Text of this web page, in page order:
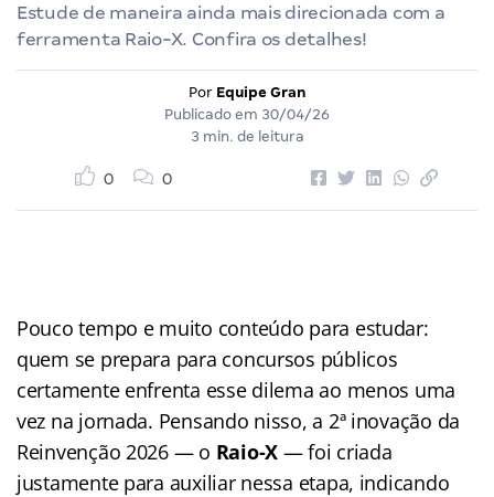
Estude de maneira ainda mais direcionada com a
ferramenta Raio-X. Confira os detalhes!
Por Equipe Gran
Publicado em 30/04/26
3 min. de leitura
0 0
Pouco tempo e muito conteúdo para estudar:
quem se prepara para concursos públicos
certamente enfrenta esse dilema ao menos uma
vez na jornada. Pensando nisso, a 2ª inovação da
Reinvenção 2026 — o Raio-X — foi criada
justamente para auxiliar nessa etapa, indicando